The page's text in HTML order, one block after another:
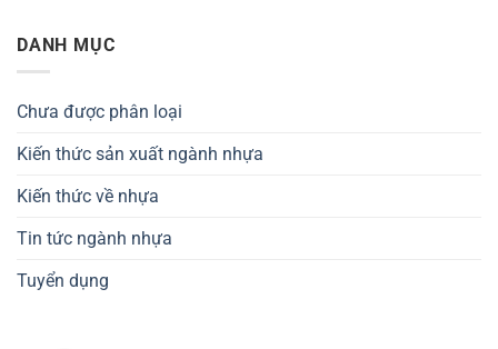
DANH MỤC
Chưa được phân loại
Kiến thức sản xuất ngành nhựa
Kiến thức về nhựa
Tin tức ngành nhựa
Tuyển dụng